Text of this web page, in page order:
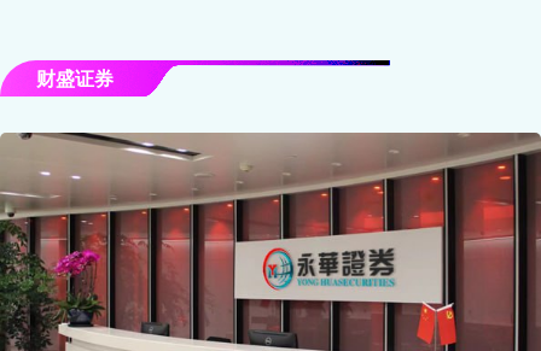
财盛证券